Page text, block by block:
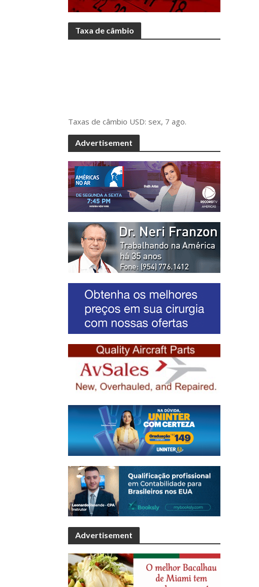
Taxa de câmbio
Taxas de câmbio USD: sex, 7 ago.
Advertisement
Advertisement